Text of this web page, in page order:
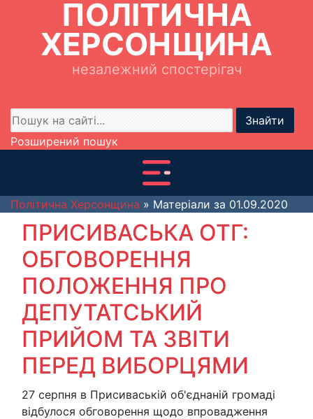
ПОЛІТИЧНА
ХЕРСОНЩИНА
незалежний спостерігач
Знайти
Розширений пошук
Політична Херсонщина » Матеріали за 01.09.2020
ПРИСИВАСЬКА ОТГ:
ОБГОВОРЕННЯ
ПОЛОЖЕННЯ ПРО
ДЕПУТАТСЬКИЙ
ПРИЙОМ ТА ЗВІТИ
ПЕРЕД ВИБОРЦЯМИ
27 серпня в Присиваській об'єднаній громаді
відбулося обговорення щодо впровадження